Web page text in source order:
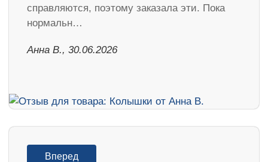
справляются, поэтому заказала эти. Пока
нормальн…
Анна В., 30.06.2026
Вперед